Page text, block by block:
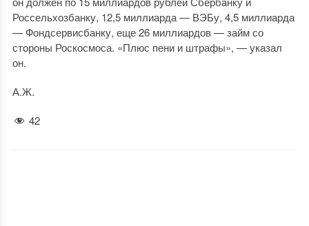
Россельхозбанку, 12,5 миллиарда — ВЭБу, 4,5 миллиарда
— Фондсервисбанку, еще 26 миллиардов — займ со
стороны Роскосмоса. «Плюс пени и штрафы», — указал
он.
А.Ж.
42